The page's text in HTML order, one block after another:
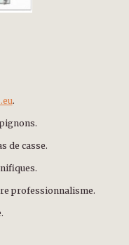
.
de casse.
professionnalisme.